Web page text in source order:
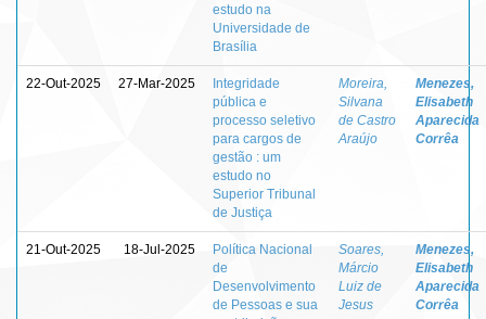
estudo na
Universidade de
Brasília
22-Out-2025 27-Mar-2025
Integridade
pública e
processo seletivo
para cargos de
gestão : um
estudo no
Superior Tribunal
de Justiça
Moreira,
Silvana
de Castro
Araújo
Menezes,
Elisabeth
Aparecida
Corrêa
21-Out-2025 18-Jul-2025
Política Nacional
de
Desenvolvimento
de Pessoas e sua
Soares,
Márcio
Luiz de
Jesus
Menezes,
Elisabeth
Aparecida
Corrêa